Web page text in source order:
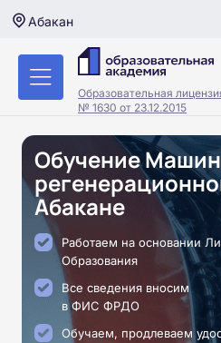
Абакан
Образовательная
№ 1630 от 23.12.2015
Обучение
Абакане
Работаем на основании
Образования
Все сведения вносим
в ФИС ФРДО
Обучаем, продлеваем